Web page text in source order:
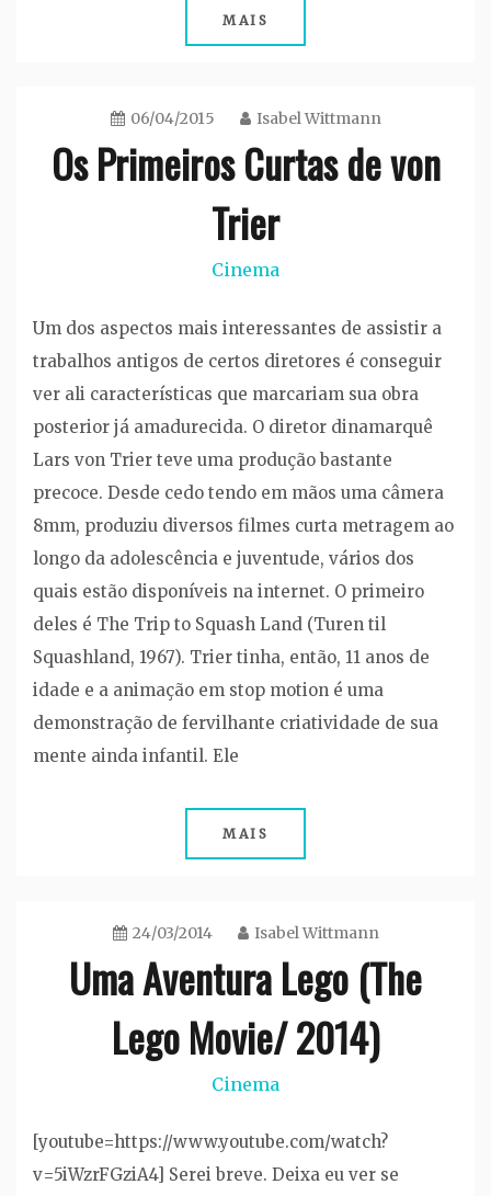
MAIS
06/04/2015 Isabel Wittmann
Os Primeiros Curtas de von
Trier
Cinema
Um dos aspectos mais interessantes de assistir a
trabalhos antigos de certos diretores é conseguir
ver ali características que marcariam sua obra
posterior já amadurecida. O diretor dinamarquê
Lars von Trier teve uma produção bastante
precoce. Desde cedo tendo em mãos uma câmera
8mm, produziu diversos filmes curta metragem ao
longo da adolescência e juventude, vários dos
quais estão disponíveis na internet. O primeiro
deles é The Trip to Squash Land (Turen til
Squashland, 1967). Trier tinha, então, 11 anos de
idade e a animação em stop motion é uma
demonstração de fervilhante criatividade de sua
mente ainda infantil. Ele
MAIS
24/03/2014 Isabel Wittmann
Uma Aventura Lego (The
Lego Movie/ 2014)
Cinema
[youtube=https://www.youtube.com/watch?
v=5iWzrFGziA4] Serei breve. Deixa eu ver se